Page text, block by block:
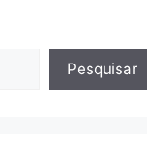
Pesquisar